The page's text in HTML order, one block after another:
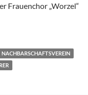
Frauenchor „Worzel“
NACHBARSCHAFTSVEREIN